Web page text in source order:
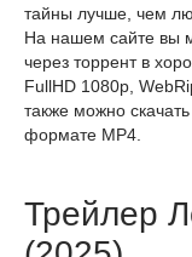
тайны лучше, чем
На нашем сайте вы
через торрент в
FullHD 1080p,
также можно
формате MP4.
Трейлер